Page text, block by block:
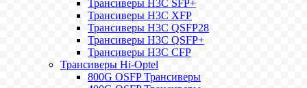
Трансиверы H3C SFP+
Трансиверы H3C XFP
Трансиверы H3C QSFP28
Трансиверы H3C QSFP+
Трансиверы H3C CFP
Трансиверы Hi-Optel
800G OSFP Трансиверы